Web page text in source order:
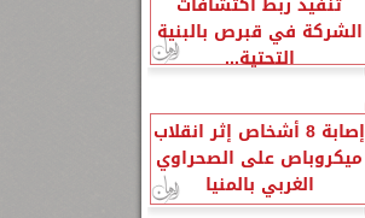
الشركة في قبرص بالبنية
التحتية...
إصابة 8 أشخاص إثر انقلاب
ميكروباص على الصحراوي
الغربي بالمنيا